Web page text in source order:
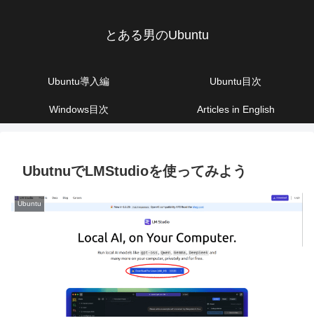
とある男のUbuntu
Ubuntu導入編 Ubuntu目次
Windows目次 Articles in English
UbutnuでLMStudioを使ってみよう
Ubuntu